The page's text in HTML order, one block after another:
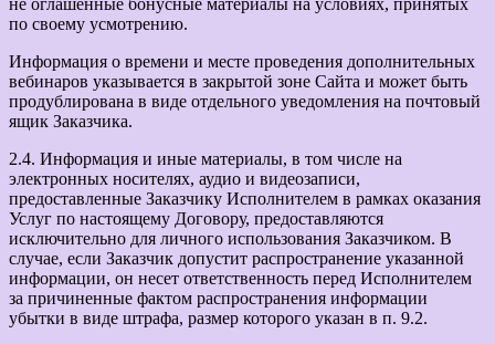
по своему усмотрению.
Информация о времени и месте проведения дополнительных
вебинаров указывается в закрытой зоне Сайта и может быть
продублирована в виде отдельного уведомления на почтовый
ящик Заказчика.
2.4. Информация и иные материалы, в том числе на
электронных носителях, аудио и видеозаписи,
предоставленные Заказчику Исполнителем в рамках оказания
Услуг по настоящему Договору, предоставляются
исключительно для личного использования Заказчиком. В
случае, если Заказчик допустит распространение указанной
информации, он несет ответственность перед Исполнителем
за причиненные фактом распространения информации
убытки в виде штрафа, размер которого указан в п. 9.2.